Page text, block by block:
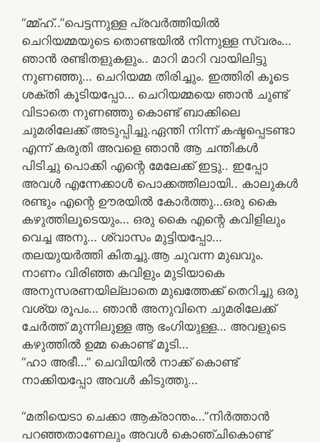
“മ്മ്ഹ്..”പെട്ടന്നുള്ള പ്രവർത്തിയിൽ
ചെറിയമ്മയുടെ തൊണ്ടയിൽ നിന്നുള്ള സ്വരം…
ഞാൻ രണ്ടിതളുകളും.. മാറി മാറി വായിലിട്ടു
നുണഞ്ഞു… ചെറിയമ്മ തിരിച്ചും. ഇത്തിരി കൂടെ
ശക്തി കൂടിയപ്പോ… ചെറിയമ്മയെ ഞാൻ ചുണ്ട്
വിടാതെ നുണഞ്ഞു കൊണ്ട് ബാക്കിലെ
ചുമരിലേക്ക് അടുപ്പിച്ചു.ഏന്തി നിന്ന് കഷ്ടപ്പെടണ്ടാ
എന്ന് കരുതി അവളെ ഞാൻ ആ ചന്തികൾ
പിടിച്ചു പൊക്കി എന്റെ മേലേക്ക് ഇട്ടു.. ഇപ്പോ
അവൾ എന്നേക്കാൾ പൊക്കത്തിലായി.. കാലുകൾ
രണ്ടും എന്റെ ഊരയിൽ കോർത്തു…ഒരു കൈ
കഴുത്തിലൂടെയും… ഒരു കൈ എന്റെ കവിളിലും
വെച്ച അനു… ശ്വാസം മുട്ടിയപ്പോ…
തലയുയർത്തി കിതച്ചു.ആ ചുവന്ന മുഖവും.
നാണം വിരിഞ്ഞ കവിളും മുടിയാകെ
അനുസരണയില്ലാതെ മുഖത്തേക്ക് തെറിച്ചു ഒരു
വശ്യ രൂപം… ഞാൻ അനുവിനെ ചുമരിലേക്ക്
ചേർത്ത് മുന്നിലുള്ള ആ ഭംഗിയുള്ള… അവളുടെ
കഴുത്തിൽ ഉമ്മ കൊണ്ട് മൂടി…
“ഹാ അഭീ…” ചെവിയിൽ നാക്ക് കൊണ്ട്
നാക്കിയപ്പോ അവൾ കിടുത്തു…
“മതിയെടാ ചെക്കാ ആക്രാന്തം…”നിർത്താൻ
പറഞ്ഞതാണേലും അവൾ കൊഞ്ചികൊണ്ട്